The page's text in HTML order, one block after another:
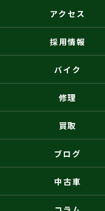
アクセス
採用情報
バイク
修理
買取
ブログ
中古車